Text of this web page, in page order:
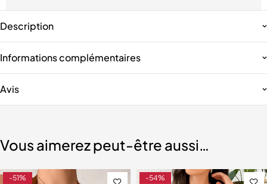
Description
Informations complémentaires
Avis
Vous aimerez peut-être aussi…
-51% -54%